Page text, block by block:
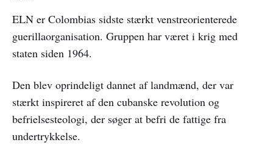
ELN er Colombias sidste stærkt venstreorienterede
guerillaorganisation. Gruppen har været i krig med
staten siden 1964.
Den blev oprindeligt dannet af landmænd, der var
stærkt inspireret af den cubanske revolution og
befrielsesteologi, der søger at befri de fattige fra
undertrykkelse.